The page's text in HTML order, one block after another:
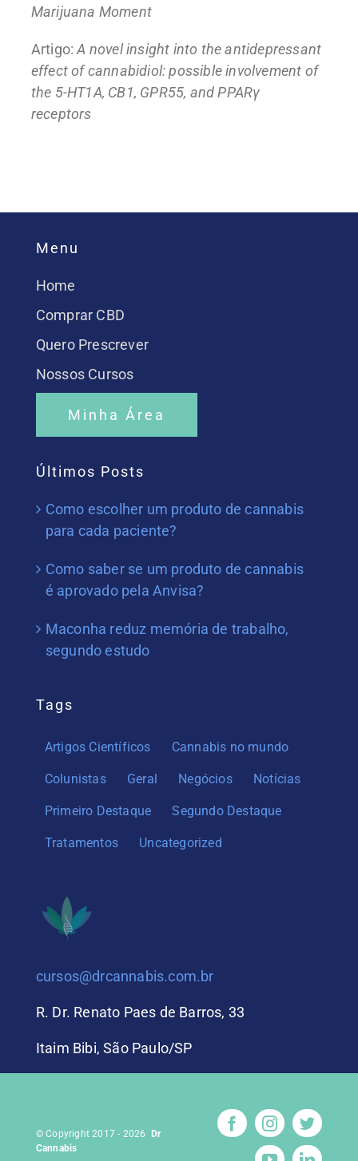
Marijuana Moment
Artigo:A novel insight into the antidepressant
effect of cannabidiol: possible involvement of
the 5-HT1A, CB1, GPR55, and PPARγ
receptors
Menu
Home
Comprar CBD
Quero Prescrever
Nossos Cursos
Minha Área
Últimos Posts
Como escolher um produto de cannabis
para cada paciente?
Como saber se um produto de cannabis
é aprovado pela Anvisa?
Maconha reduz memória de trabalho,
segundo estudo
Tags
Artigos Científicos Cannabis no mundo
Colunistas Geral Negócios Notícias
Primeiro Destaque Segundo Destaque
Tratamentos Uncategorized
cursos@drcannabis.com.br
R. Dr. Renato Paes de Barros, 33
Itaim Bibi, São Paulo/SP
© Copyright 2017 - 2026
Dr
Cannabis